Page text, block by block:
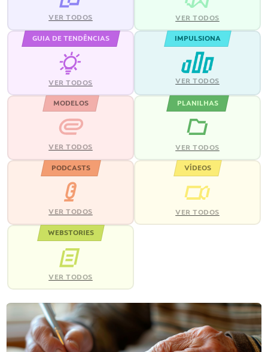
VER TODOS VER TODOS
GUIA DE TENDÊNCIAS
VER TODOS
IMPULSIONA
VER TODOS
MODELOS
VER TODOS
PLANILHAS
VER TODOS
PODCASTS
VER TODOS
VÍDEOS
VER TODOS
WEBSTORIES
VER TODOS